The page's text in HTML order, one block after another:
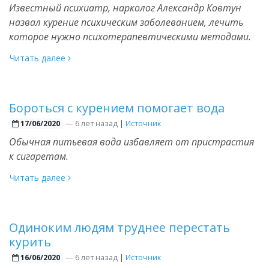
Известный психиатр, нарколог Александр Ковтун
назвал курение психическим заболеванием, лечить
которое нужно психотерапевтическими методами.
Читать далее
Бороться с курением помогает вода
17/06/2020 —6 лет назад | Источник
Обычная питьевая вода избавляет от пристрастия
к сигаретам.
Читать далее
Одиноким людям труднее перестать
курить
16/06/2020 —6 лет назад | Источник